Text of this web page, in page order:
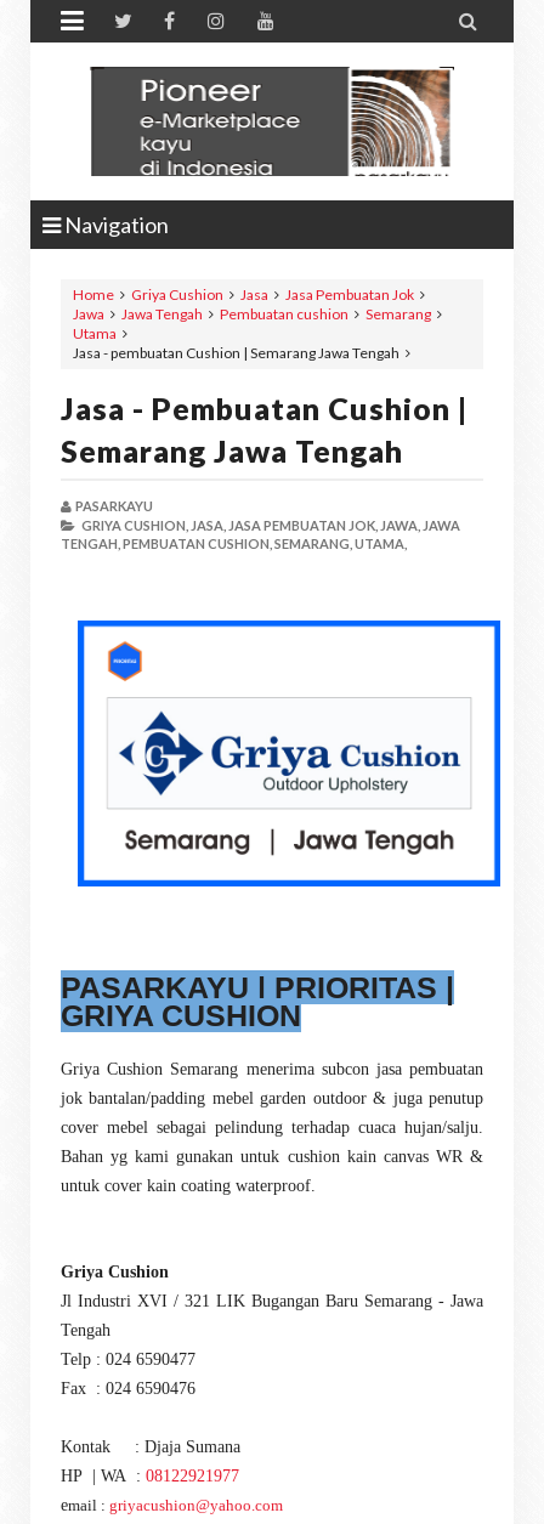
 
Navigation
Home Griya Cushion Jasa
Jasa Pembuatan Jok
Jawa
Jawa Tengah Pembuatan cushion
Semarang
Utama
Jasa - pembuatan Cushion | Semarang Jawa Tengah
Jasa - Pembuatan Cushion |
Semarang Jawa Tengah
PASARKAYU
GRIYA CUSHION, JASA, JASA PEMBUATAN JOK, JAWA, JAWA
TENGAH, PEMBUATAN CUSHION, SEMARANG, UTAMA,
PASARKAYU | PRIORITAS |
GRIYA CUSHION
Griya Cushion Semarang menerima subcon jasa pembuatan
jok bantalan/padding mebel garden outdoor & juga penutup
cover mebel sebagai pelindung terhadap cuaca hujan/salju.
Bahan yg kami gunakan untuk cushion kain canvas WR &
untuk cover kain coating waterproof.
Griya Cushion
Jl Industri XVI / 321 LIK Bugangan Baru Semarang - Jawa
Tengah
Telp : 024 6590477
Fax : 024 6590476
Kontak : Djaja Sumana
HP | WA : 08122921977
email : griyacushion@yahoo.com